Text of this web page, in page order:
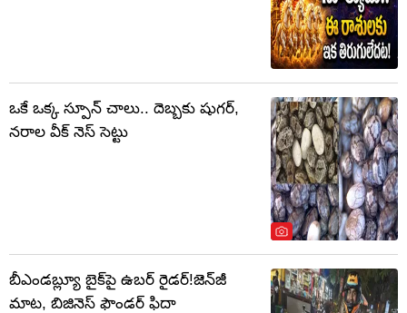
ఒకే ఒక్క స్పూన్ చాలు.. దెబ్బకు షుగర్,
నరాల వీక్ నెస్ సెట్టు
బీఎండబ్ల్యూ బైక్‌పై ఉబర్ రైడర్!జెన్‌జీ
మాట, బిజినెస్ ఫౌండర్‌ ఫిదా